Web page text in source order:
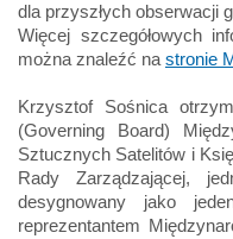
dla przyszłych obserwacji
Więcej szczegółowych
można znaleźć na stronie
Krzysztof Sośnica
(Governing Board)
Sztucznych Satelitów i
Rady Zarządzającej,
desygnowany jako
reprezentantem